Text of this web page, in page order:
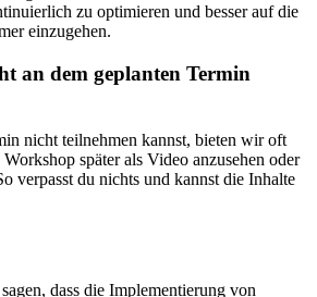
zu optimieren und besser auf die
einzugehen.
an‌ dem geplanten Termin
nicht teilnehmen kannst, bieten wir oft
⁣später als ‍Video anzusehen oder
verpasst du nichts⁢ und kannst die Inhalte
dass‌ die Implementierung von